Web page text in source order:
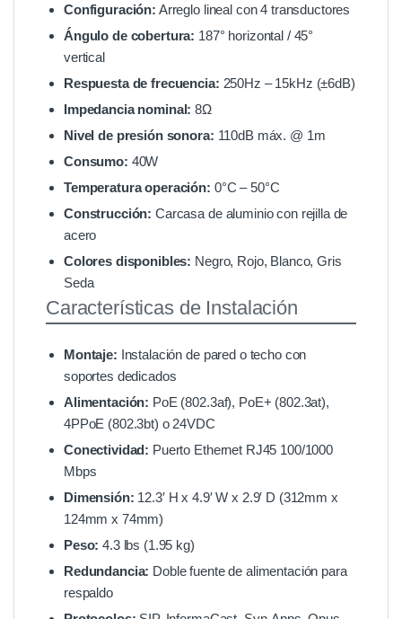
Configuración: Arreglo lineal con 4 transductores
Ángulo de cobertura: 187° horizontal / 45°
vertical
Respuesta de frecuencia: 250Hz – 15kHz (±6dB)
Impedancia nominal: 8Ω
Nivel de presión sonora: 110dB máx. @ 1m
Consumo: 40W
Temperatura operación: 0°C – 50°C
Construcción: Carcasa de aluminio con rejilla de
acero
Colores disponibles: Negro, Rojo, Blanco, Gris
Seda
Características de Instalación
Montaje: Instalación de pared o techo con
soportes dedicados
Alimentación: PoE (802.3af), PoE+ (802.3at),
4PPoE (802.3bt) o 24VDC
Conectividad: Puerto Ethernet RJ45 100/1000
Mbps
Dimensión: 12.3′ H x 4.9′ W x 2.9′ D (312mm x
124mm x 74mm)
Peso: 4.3 lbs (1.95 kg)
Redundancia: Doble fuente de alimentación para
respaldo